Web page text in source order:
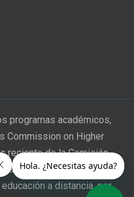
programas académicos,
Commission on Higher
reciente de la Comisión
de Educación de los
a distancia, por